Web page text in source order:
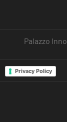
Palazzo
Privacy Policy